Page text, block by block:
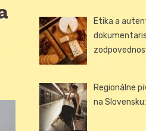
Etika a
Regionálne
na